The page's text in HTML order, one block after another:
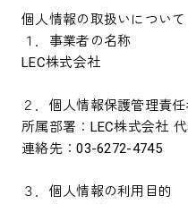
個人情報の取扱いについて
１．事業者の名称
LEC株式会社
２．個人情報保護管理責
所属部署：LEC株式会社
連絡先：03-6272-4745
３．個人情報の利用目的